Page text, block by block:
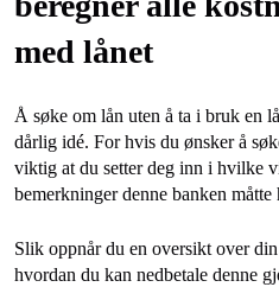
med lånet
Å søke om lån uten å ta i bruk en
dårlig idé. For hvis du ønsker å
viktig at du setter deg inn i hvilke
bemerkninger denne banken måtte
Slik oppnår du en oversikt over
hvordan du kan nedbetale denne